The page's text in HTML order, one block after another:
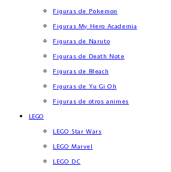
Figuras de Pokemon
Figuras My Hero Academia
Figuras de Naruto
Figuras de Death Note
Figuras de Bleach
Figuras de Yu Gi Oh
Figuras de otros animes
LEGO
LEGO Star Wars
LEGO Marvel
LEGO DC